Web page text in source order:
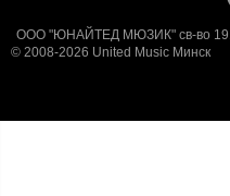
ООО "ЮНАЙТЕД МЮЗИК" св-во
© 2008-2026 United Music Минск